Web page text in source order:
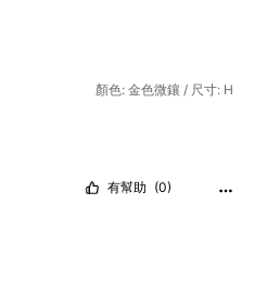
顏色: 金色微鑲 / 尺寸: H
有幫助 (0)